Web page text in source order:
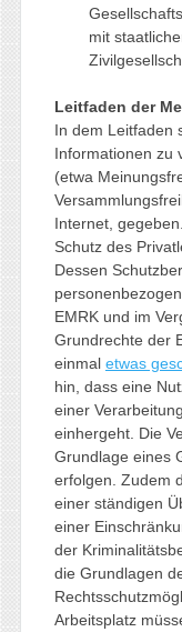
mit
Leitfaden der
In dem Leitfaden
Informationen zu
(etwa
Internet,
Schutz des
Dessen
EMRK und im
Grundrechte der
einmal etwas
hin, dass eine
einer
einhergeht. Die
Grundlage eines
erfolgen. Zudem
einer ständigen
einer
der
die Grundlagen
Arbeitsplatz